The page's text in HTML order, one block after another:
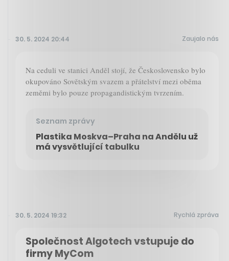
30. 5. 2024 20:44 Zaujalo nás
Na ceduli ve stanici Anděl stojí, že Československo bylo
okupováno Sovětským svazem a přátelství mezi oběma
zeměmi bylo pouze propagandistickým tvrzením.
Seznam zprávy
Plastika Moskva–Praha na Andělu už
má vysvětlující tabulku
30. 5. 2024 19:32 Rychlá zpráva
Společnost Algotech vstupuje do
firmy MyCom